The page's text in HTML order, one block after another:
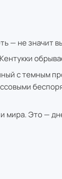
— не значит
с темным
мира. Это —